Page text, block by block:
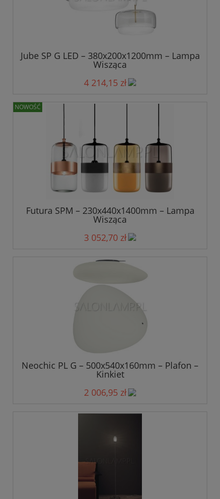
Jube SP G LED – 380x200x1200mm – Lampa
Wisząca
4 214,15 zł
Futura SPM – 230x440x1400mm – Lampa
Wisząca
3 052,70 zł
NOWOŚĆ
Neochic PL G – 500x540x160mm – Plafon –
Kinkiet
2 006,95 zł